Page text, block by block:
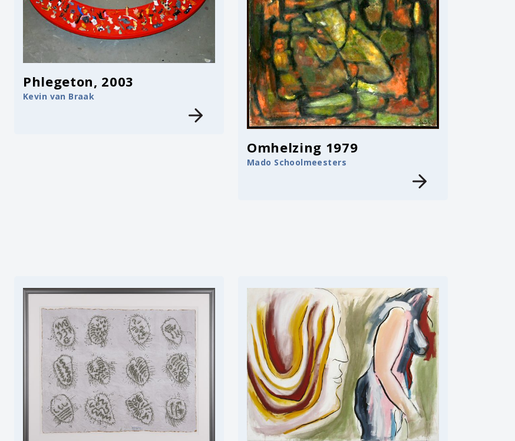
Phlegeton, 2003
Kevin van Braak
Omhelzing 1979
Mado Schoolmeesters